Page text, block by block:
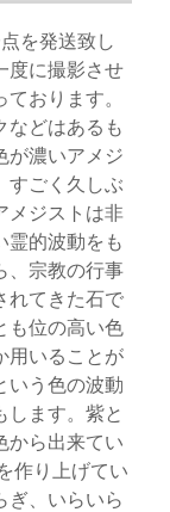
を発送致し
度に撮影させ
おります。
などはあるも
が濃いアメジ
すごく久しぶ
メジストは非
的波動をも
、宗教の行事
れてきた石で
も位の高い色
用いることが
いう色の波動
します。紫と
ら出来てい
作り上げてい
ぎ、いらいら